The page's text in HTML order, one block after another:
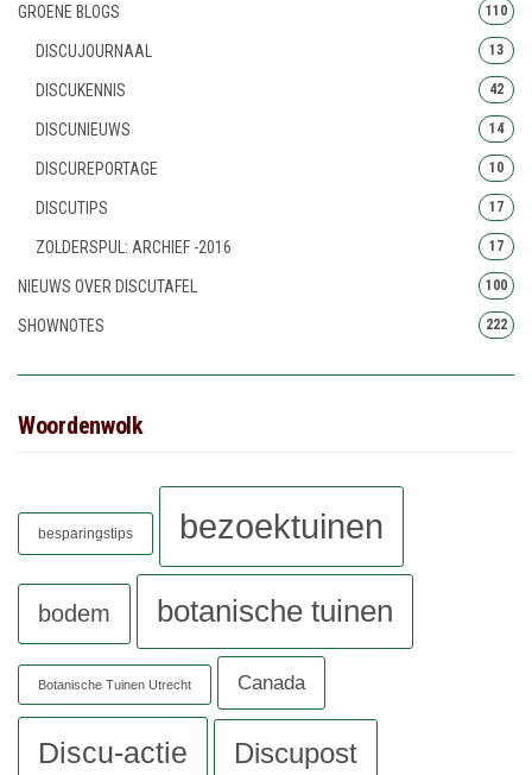
GROENE BLOGS 110
DISCUJOURNAAL 13
DISCUKENNIS 42
DISCUNIEUWS 14
DISCUREPORTAGE 10
DISCUTIPS 17
ZOLDERSPUL: ARCHIEF -2016 17
NIEUWS OVER DISCUTAFEL 100
SHOWNOTES 222
Woordenwolk
besparingstips bezoektuinen
bodem botanische tuinen
Botanische Tuinen Utrecht Canada
Discu-actie Discupost